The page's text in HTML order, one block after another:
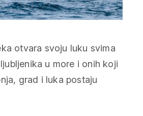
otvara svoju luku svima
u more i onih koji
grad i luka postaju